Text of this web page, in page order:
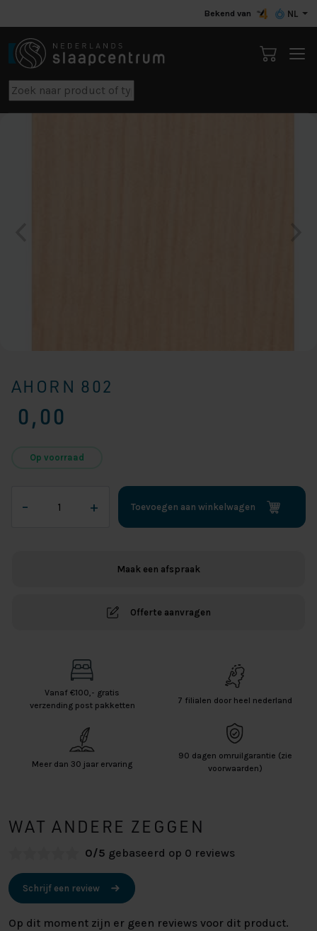
Bekend van NL
AHORN 802
0,00
Op voorraad
–
802
+ Toevoegen aan winkelwagen
Maak een afspraak
Offerte aanvragen
Vanaf €100,- gratis
verzending post pakketten
7 filialen door heel nederland
Meer dan 30 jaar ervaring
90 dagen omruilgarantie (zie
voorwaarden)
WAT ANDERE ZEGGEN
0/5 gebaseerd op 0 reviews
Schrijf een review
Op dit moment zijn er geen reviews voor dit product.